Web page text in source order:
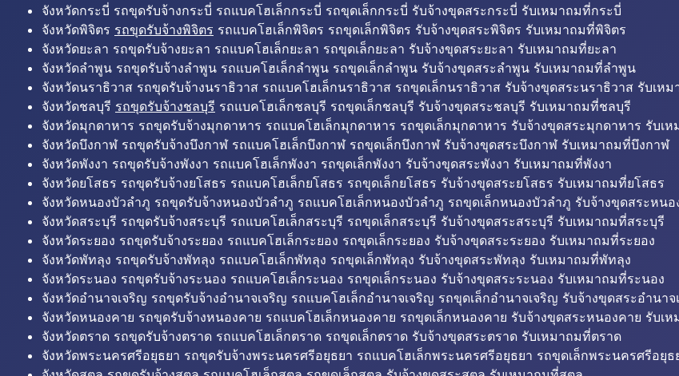
จังหวัดกระบี่ รถขุดรับจ้างกระบี่ รถแบคโฮเล็กกระบี่ รถขุดเล็กกระบี่ รับจ้างขุดสระกระบี่ รับเหมาถมที่กระบี่
จังหวัดพิจิตร รถขุดรับจ้างพิจิตร รถแบคโฮเล็กพิจิตร รถขุดเล็กพิจิตร รับจ้างขุดสระพิจิตร รับเหมาถมที่พิจิตร
จังหวัดยะลา รถขุดรับจ้างยะลา รถแบคโฮเล็กยะลา รถขุดเล็กยะลา รับจ้างขุดสระยะลา รับเหมาถมที่ยะลา
จังหวัดลำพูน รถขุดรับจ้างลำพูน รถแบคโฮเล็กลำพูน รถขุดเล็กลำพูน รับจ้างขุดสระลำพูน รับเหมาถมที่ลำพูน
จังหวัดนราธิวาส รถขุดรับจ้างนราธิวาส รถแบคโฮเล็กนราธิวาส รถขุดเล็กนราธิวาส รับจ้างขุดสระนราธิวาส รับเห
จังหวัดชลบุรี รถขุดรับจ้างชลบุรี รถแบคโฮเล็กชลบุรี รถขุดเล็กชลบุรี รับจ้างขุดสระชลบุรี รับเหมาถมที่ชลบุรี
จังหวัดมุกดาหาร รถขุดรับจ้างมุกดาหาร รถแบคโฮเล็กมุกดาหาร รถขุดเล็กมุกดาหาร รับจ้างขุดสระมุกดาหาร รับเ
จังหวัดบึงกาฬ รถขุดรับจ้างบึงกาฬ รถแบคโฮเล็กบึงกาฬ รถขุดเล็กบึงกาฬ รับจ้างขุดสระบึงกาฬ รับเหมาถมที่บึงกาฬ
จังหวัดพังงา รถขุดรับจ้างพังงา รถแบคโฮเล็กพังงา รถขุดเล็กพังงา รับจ้างขุดสระพังงา รับเหมาถมที่พังงา
จังหวัดยโสธร รถขุดรับจ้างยโสธร รถแบคโฮเล็กยโสธร รถขุดเล็กยโสธร รับจ้างขุดสระยโสธร รับเหมาถมที่ยโสธร
จังหวัดหนองบัวลำภู รถขุดรับจ้างหนองบัวลำภู รถแบคโฮเล็กหนองบัวลำภู รถขุดเล็กหนองบัวลำภู รับจ้างขุดสระหน
จังหวัดสระบุรี รถขุดรับจ้างสระบุรี รถแบคโฮเล็กสระบุรี รถขุดเล็กสระบุรี รับจ้างขุดสระสระบุรี รับเหมาถมที่สระบุรี
จังหวัดระยอง รถขุดรับจ้างระยอง รถแบคโฮเล็กระยอง รถขุดเล็กระยอง รับจ้างขุดสระระยอง รับเหมาถมที่ระยอง
จังหวัดพัทลุง รถขุดรับจ้างพัทลุง รถแบคโฮเล็กพัทลุง รถขุดเล็กพัทลุง รับจ้างขุดสระพัทลุง รับเหมาถมที่พัทลุง
จังหวัดระนอง รถขุดรับจ้างระนอง รถแบคโฮเล็กระนอง รถขุดเล็กระนอง รับจ้างขุดสระระนอง รับเหมาถมที่ระนอง
จังหวัดอำนาจเจริญ รถขุดรับจ้างอำนาจเจริญ รถแบคโฮเล็กอำนาจเจริญ รถขุดเล็กอำนาจเจริญ รับจ้างขุดสระอำนา
จังหวัดหนองคาย รถขุดรับจ้างหนองคาย รถแบคโฮเล็กหนองคาย รถขุดเล็กหนองคาย รับจ้างขุดสระหนองคาย รับเ
จังหวัดตราด รถขุดรับจ้างตราด รถแบคโฮเล็กตราด รถขุดเล็กตราด รับจ้างขุดสระตราด รับเหมาถมที่ตราด
จังหวัดพระนครศรีอยุธยา รถขุดรับจ้างพระนครศรีอยุธยา รถแบคโฮเล็กพระนครศรีอยุธยา รถขุดเล็กพระนครศรีอ